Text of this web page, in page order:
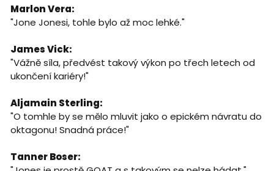
Marlon Vera:
"Jone Jonesi, tohle bylo až moc lehké."
James Vick:
"Vážně síla, předvést takový výkon po třech letech od
ukončení kariéry!"
Aljamain Sterling:
"O tomhle by se mělo mluvit jako o epickém návratu do
oktagonu! Snadná práce!"
Tanner Boser: